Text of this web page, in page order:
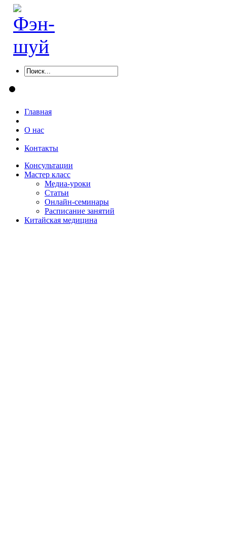
Главная
О нас
Контакты
Консультации
Мастер класс
Медиа-уроки
Статьи
Онлайн-семинары
Расписание занятий
Китайская медицина